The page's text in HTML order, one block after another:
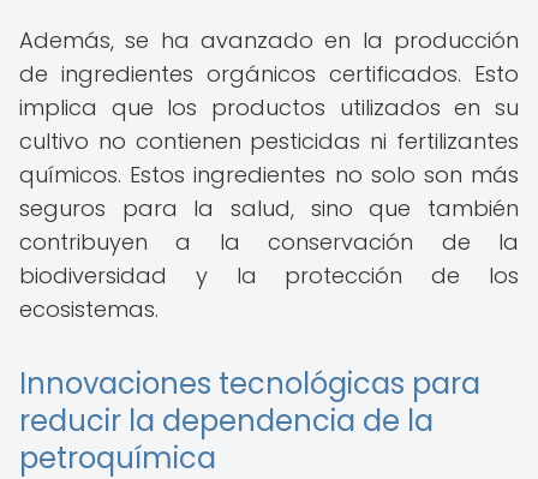
Además, se ha avanzado en la producción
de ingredientes orgánicos certificados. Esto
implica que los productos utilizados en su
cultivo no contienen pesticidas ni fertilizantes
químicos. Estos ingredientes no solo son más
seguros para la salud, sino que también
contribuyen a la conservación de la
biodiversidad y la protección de los
ecosistemas.
Innovaciones tecnológicas para
reducir la dependencia de la
petroquímica